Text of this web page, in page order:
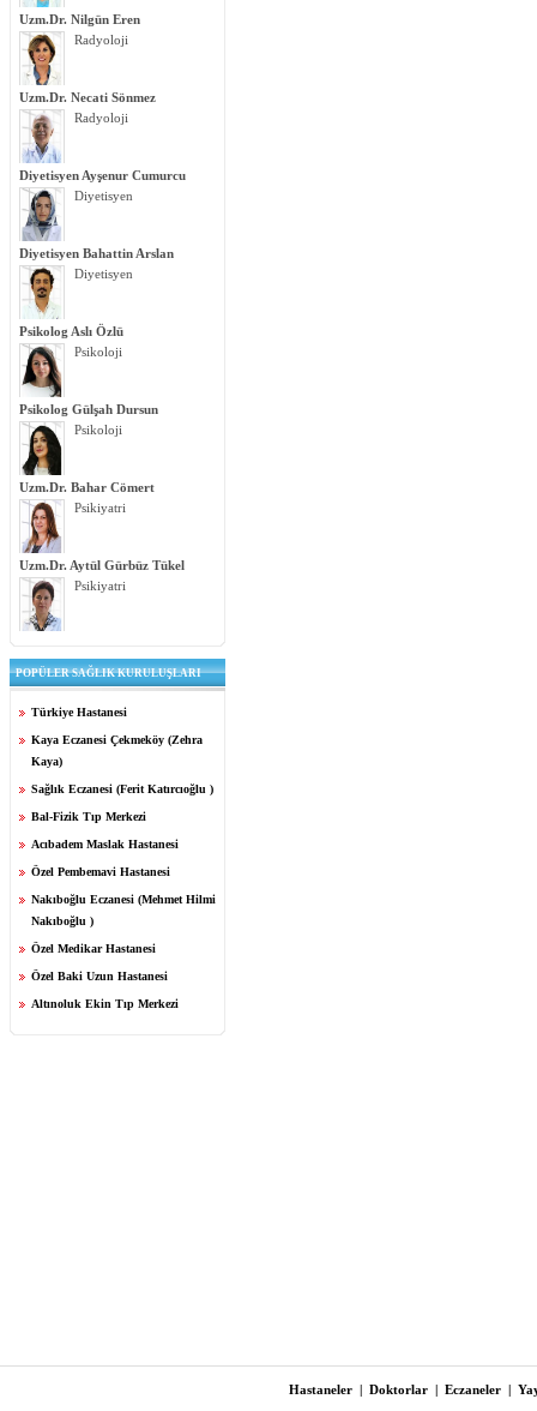
Uzm.Dr. Nilgün Eren
Radyoloji
Uzm.Dr. Necati Sönmez
Radyoloji
Diyetisyen Ayşenur Cumurcu
Diyetisyen
Diyetisyen Bahattin Arslan
Diyetisyen
Psikolog Aslı Özlü
Psikoloji
Psikolog Gülşah Dursun
Psikoloji
Uzm.Dr. Bahar Cömert
Psikiyatri
Uzm.Dr. Aytül Gürbüz Tükel
Psikiyatri
POPÜLER SAĞLIK KURULUŞLARI
Türkiye Hastanesi
Kaya Eczanesi Çekmeköy (Zehra
Kaya)
Sağlık Eczanesi (Ferit Katırcıoğlu )
Bal-Fizik Tıp Merkezi
Acıbadem Maslak Hastanesi
Özel Pembemavi Hastanesi
Nakıboğlu Eczanesi (Mehmet Hilmi
Nakıboğlu )
Özel Medikar Hastanesi
Özel Baki Uzun Hastanesi
Altınoluk Ekin Tıp Merkezi
Hastaneler | Doktorlar | Eczaneler |